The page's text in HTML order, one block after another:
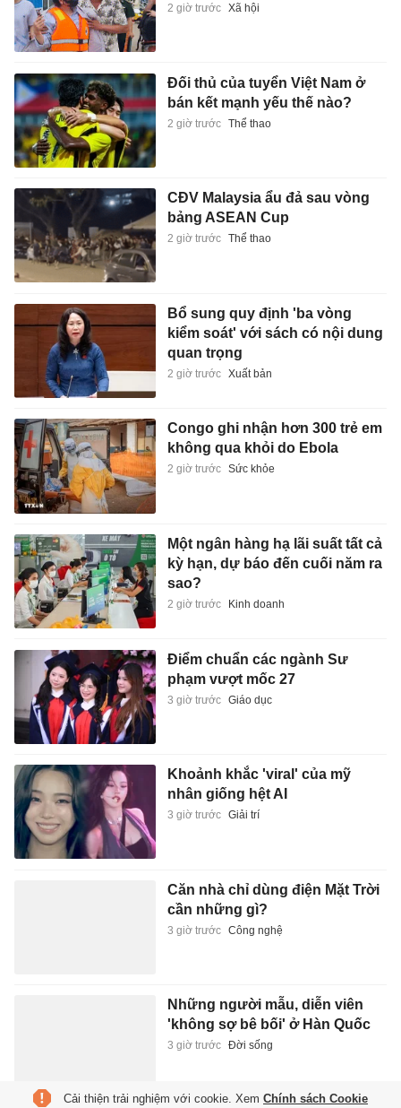
2 giờ trước Xã hội
Đối thủ của tuyển Việt Nam ở
bán kết mạnh yếu thế nào?
2 giờ trước Thể thao
CĐV Malaysia ẩu đả sau vòng
bảng ASEAN Cup
2 giờ trước Thể thao
Bổ sung quy định 'ba vòng
kiểm soát' với sách có nội dung
quan trọng
2 giờ trước Xuất bản
Congo ghi nhận hơn 300 trẻ em
không qua khỏi do Ebola
2 giờ trước Sức khỏe
Một ngân hàng hạ lãi suất tất cả
kỳ hạn, dự báo đến cuối năm ra
sao?
2 giờ trước Kinh doanh
Điểm chuẩn các ngành Sư
phạm vượt mốc 27
3 giờ trước Giáo dục
Khoảnh khắc 'viral' của mỹ
nhân giống hệt AI
3 giờ trước Giải trí
Căn nhà chỉ dùng điện Mặt Trời
cần những gì?
3 giờ trước Công nghệ
Những người mẫu, diễn viên
'không sợ bê bối' ở Hàn Quốc
3 giờ trước Đời sống
Cải thiện trải nghiệm với cookie. Xem Chính sách Cookie